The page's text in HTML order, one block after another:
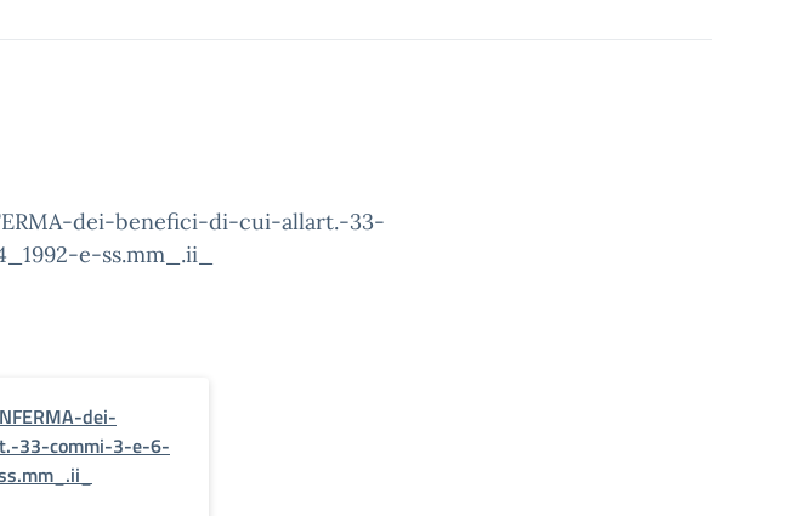
dei-benefici-di-cui-allart.-33-
e-ss.mm_.ii_
dei-
33-commi-3-e-6-